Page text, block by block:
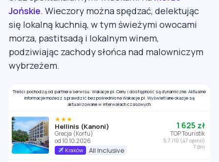
Jońskie. Wieczory można spędzać, delektując
się lokalną kuchnią, w tym świeżymi owocami
morza, pastitsadą i lokalnym winem,
podziwiając zachody słońca nad malowniczym
wybrzeżem.
Treści pochodzą od partnera serwisu: Wakacje.pl. Ceny i dostępność są dynamiczne. Aktualne
informacje możesz sprawdzić bezpośrednio na Wakacje.pl. Wyświetlane okazje są
aktualizowane w interwałach czasowych.
★★★
Hellinis (Kanoni)
Grecja (Korfu)
od 10.10.2026
Kraków All Inclusive
1 625 zł
TOP Touristik
5.7 /10 (47 opinii)
7 dni